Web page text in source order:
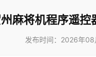
麻将机程序遥
发布时间：2026年08